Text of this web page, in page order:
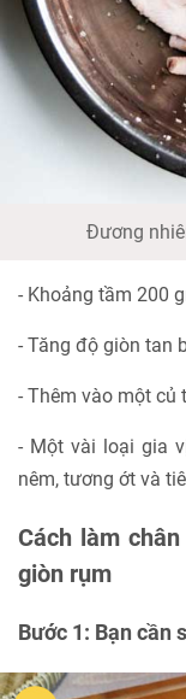
Đương
- Khoảng tầm 200
- Tăng độ giòn tan
- Thêm vào một củ
- Một vài loại gia
nêm, tương ớt và
Cách làm
giòn rụm
Bước 1: Bạn cần